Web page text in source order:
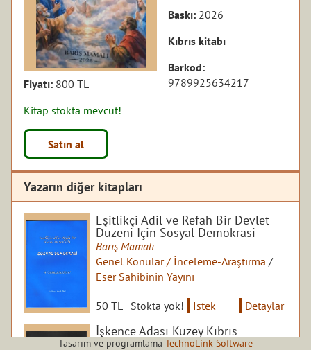
Fiyatı: 800 TL
Kitap stokta mevcut!
Satın al
Baskı: 2026
Kıbrıs kitabı
Barkod:
9789925634217
Yazarın diğer kitapları
Eşitlikçi Adil ve Refah Bir Devlet
Düzeni İçin Sosyal Demokrasi
Barış Mamalı
Genel Konular / İnceleme-Araştırma /
Eser Sahibinin Yayını
50 TL Stokta yok! İstek Detaylar
İşkence Adası Kuzey Kıbrıs
Barış Mamalı
Tasarım ve programlama TechnoLink Software